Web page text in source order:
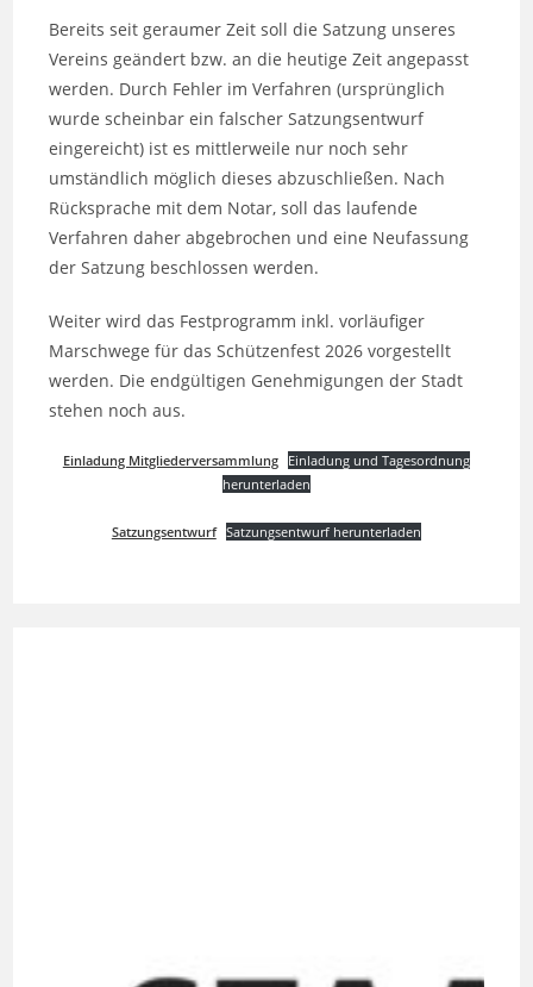
Bereits seit geraumer Zeit soll die Satzung unseres
Vereins geändert bzw. an die heutige Zeit angepasst
werden. Durch Fehler im Verfahren (ursprünglich
wurde scheinbar ein falscher Satzungsentwurf
eingereicht) ist es mittlerweile nur noch sehr
umständlich möglich dieses abzuschließen. Nach
Rücksprache mit dem Notar, soll das laufende
Verfahren daher abgebrochen und eine Neufassung
der Satzung beschlossen werden.
Weiter wird das Festprogramm inkl. vorläufiger
Marschwege für das Schützenfest 2026 vorgestellt
werden. Die endgültigen Genehmigungen der Stadt
stehen noch aus.
Einladung Mitgliederversammlung
Einladung und Tagesordnung
herunterladen
Satzungsentwurf Satzungsentwurf herunterladen